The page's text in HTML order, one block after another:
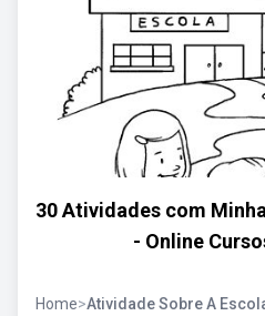
30 Atividades com
- Online
Home>Atividade Sobre A